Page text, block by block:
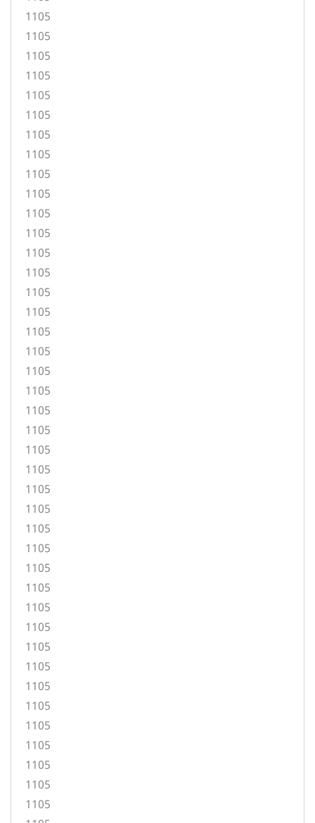
1105
1105
1105
1105
1105
1105
1105
1105
1105
1105
1105
1105
1105
1105
1105
1105
1105
1105
1105
1105
1105
1105
1105
1105
1105
1105
1105
1105
1105
1105
1105
1105
1105
1105
1105
1105
1105
1105
1105
1105
1105